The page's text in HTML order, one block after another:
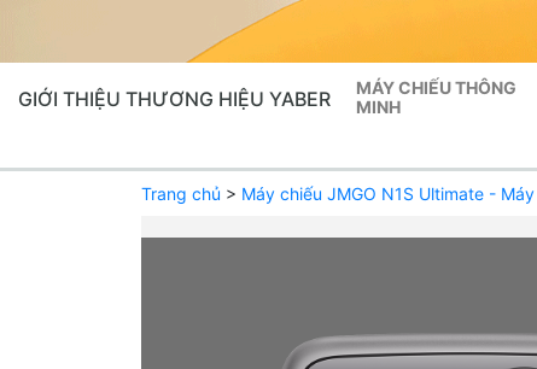
GIỚI THIỆU THƯƠNG HIỆU YABER
MÁY CHIẾU THÔNG
MINH
Trang chủ > Máy chiếu JMGO N1S Ultimate -